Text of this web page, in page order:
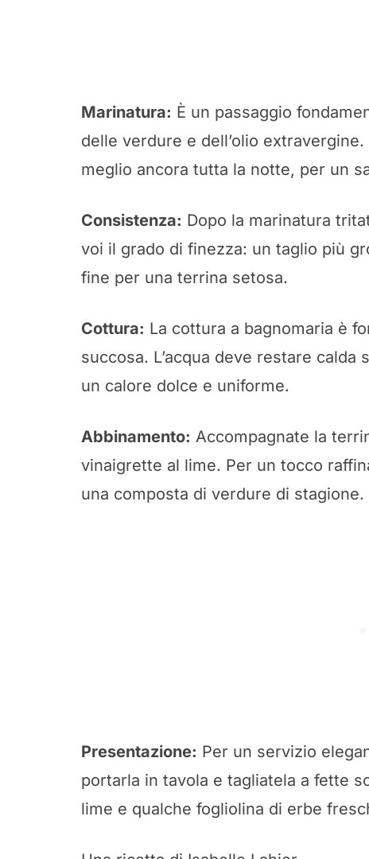
Marinatura: È un passaggio
delle verdure e dell’olio
meglio ancora tutta la notte, per un
Consistenza: Dopo la marinatura
voi il grado di finezza: un taglio più
fine per una terrina setosa.
Cottura: La cottura a bagnomaria è
succosa. L’acqua deve restare
un calore dolce e uniforme.
Abbinamento: Accompagnate la
vinaigrette al lime. Per un tocco
una composta di verdure di stagione.
Presentazione: Per un servizio
portarla in tavola e tagliatela a fette
lime e qualche fogliolina di erbe